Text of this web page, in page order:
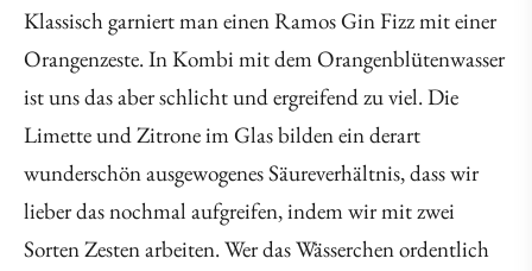
Klassisch garniert man einen Ramos Gin Fizz mit einer
Orangenzeste. In Kombi mit dem Orangenblütenwasser
ist uns das aber schlicht und ergreifend zu viel. Die
Limette und Zitrone im Glas bilden ein derart
wunderschön ausgewogenes Säureverhältnis, dass wir
lieber das nochmal aufgreifen, indem wir mit zwei
Sorten Zesten arbeiten. Wer das Wässerchen ordentlich